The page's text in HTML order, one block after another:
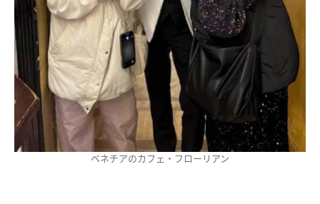
ベネチアのカフェ・フローリアン